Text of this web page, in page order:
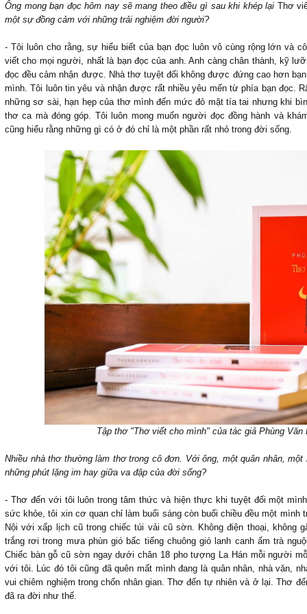
Ông mong bạn đọc hôm nay sẽ mang theo điều gì sau khi khép lại Thơ
một sự đồng cảm với những trải nghiệm đời người?
- Tôi luôn cho rằng, sự hiểu biết của bạn đọc luôn vô cùng rộng lớn và
viết cho mọi người, nhất là bạn đọc của anh. Anh càng chân thành, kỹ
đọc đều cảm nhận được. Nhà thơ tuyệt đối không được đứng cao hơn
mình. Tôi luôn tin yêu và nhận được rất nhiều yêu mến từ phía bạn đọc.
những sơ sài, hạn hẹp của thơ mình đến mức đỏ mặt tía tai nhưng khi
thơ ca mà đóng góp. Tôi luôn mong muốn người đọc đồng hành và
cũng hiểu rằng những gì có ở đó chỉ là một phần rất nhỏ trong đời sống.
Tập thơ "Thơ viết cho mình" của tác giả Phùng Văn
Nhiều nhà thơ thường làm thơ trong cô đơn. Với ông, một quân nhân,
những phút lặng im hay giữa va đập của đời sống?
- Thơ đến với tôi luôn trong tâm thức và hiện thực khi tuyệt đối một
sức khỏe, tôi xin cơ quan chỉ làm buổi sáng còn buổi chiều đều một mình
Nội với xấp lịch cũ trong chiếc túi vải cũ sờn. Không điện thoại, không
trắng rơi trong mưa phùn gió bấc tiếng chuông gió lanh canh ấm trà
Chiếc bàn gỗ cũ sờn ngay dưới chân 18 pho tượng La Hán mỗi người
với tôi. Lúc đó tôi cũng đã quên mất mình đang là quân nhân, nhà văn,
vui chiêm nghiệm trong chốn nhân gian. Thơ đến tự nhiên và ở lại. Thơ
đã ra đời như thế.